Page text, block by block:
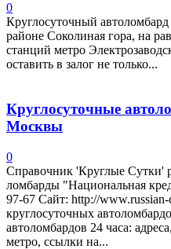
0
Круглосуточный
районе Соколиная гора, на
станций метро
оставить в залог не только...
Круглосуточные
Москвы
0
Справочник 'Круглые Сутки'
ломбарды "Национальная
97-67 Сайт: http://
круглосуточных
автоломбардов 24 часа:
метро, ссылки на...